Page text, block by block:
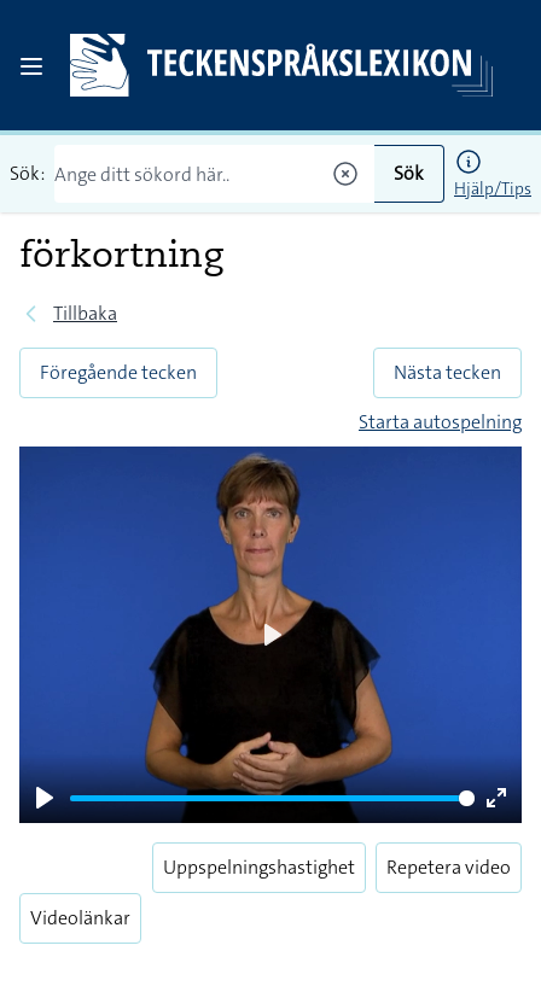
Sök: Sök
Hjälp/Tips
förkortning
Tillbaka
Föregående tecken
Nästa tecken
Starta autospelning
Play
Enter
Videolänkar
Uppspelningshastighet Repetera video